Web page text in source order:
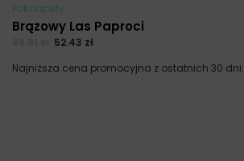
Fototapety
Brązowy Las Paproci
52.43 zł
Najniższa cena promocyjna z ostatnich 30 dni: